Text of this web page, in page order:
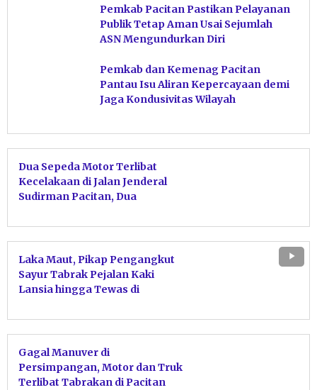
Pemkab Pacitan Pastikan Pelayanan
Publik Tetap Aman Usai Sejumlah
ASN Mengundurkan Diri
Pemkab dan Kemenag Pacitan
Pantau Isu Aliran Kepercayaan demi
Jaga Kondusivitas Wilayah
Dua Sepeda Motor Terlibat
Kecelakaan di Jalan Jenderal
Sudirman Pacitan, Dua
Laka Maut, Pikap Pengangkut
Sayur Tabrak Pejalan Kaki
Lansia hingga Tewas di
Gagal Manuver di
Persimpangan, Motor dan Truk
Terlibat Tabrakan di Pacitan